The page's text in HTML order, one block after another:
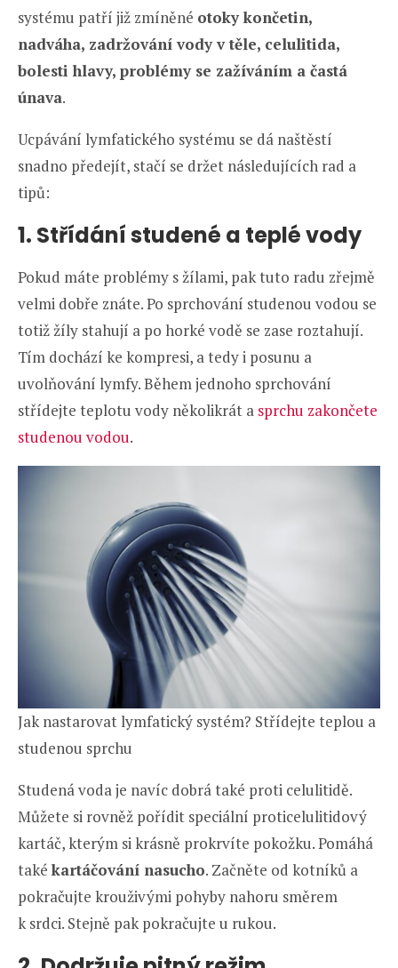
systému patří již zmíněné otoky končetin,
nadváha, zadržování vody v těle, celulitida,
bolesti hlavy, problémy se zažíváním a častá
únava.
Ucpávání lymfatického systému se dá naštěstí
snadno předejít, stačí se držet následujících rad a
tipů:
1. Střídání studené a teplé vody
Pokud máte problémy s žílami, pak tuto radu zřejmě
velmi dobře znáte. Po sprchování studenou vodou se
totiž žíly stahují a po horké vodě se zase roztahují.
Tím dochází ke kompresi, a tedy i posunu a
uvolňování lymfy. Během jednoho sprchování
střídejte teplotu vody několikrát a sprchu zakončete
studenou vodou.
Jak nastarovat lymfatický systém? Střídejte teplou a
studenou sprchu
Studená voda je navíc dobrá také proti celulitidě.
Můžete si rovněž pořídit speciální proticelulitidový
kartáč, kterým si krásně prokrvíte pokožku. Pomáhá
také kartáčování nasucho. Začněte od kotníků a
pokračujte krouživými pohyby nahoru směrem
k srdci. Stejně pak pokračujte u rukou.